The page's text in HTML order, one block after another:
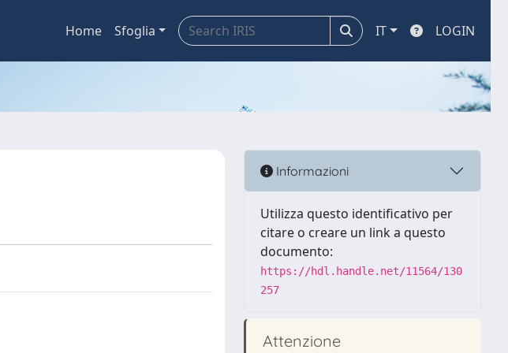
Home Sfoglia IT LOGIN
Informazioni
Utilizza questo identificativo per
citare o creare un link a questo
documento:
https://hdl.handle.net/11564/130
257
Attenzione